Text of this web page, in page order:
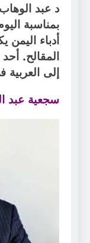
د عبد
بمناسبة
أدباء اليمن
المقالح. أحد
إلى العربية
سجعية عبد